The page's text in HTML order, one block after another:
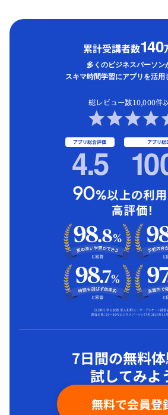
累計受講者数140
多くのビジネスパーソン
スキマ時間学習にアプリを活用
総レビュー数10,000件
アプリ総合評価
4.5 アプリ総
1
7日間の無料
試してみよ
無料で会員登